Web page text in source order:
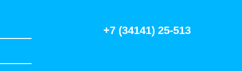
+7 (34141) 25-513